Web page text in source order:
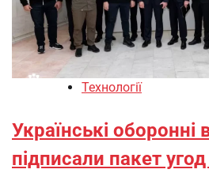
Технології
Українські оборонні
підписали пакет